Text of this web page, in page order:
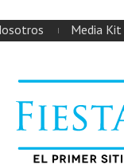
Media Kit